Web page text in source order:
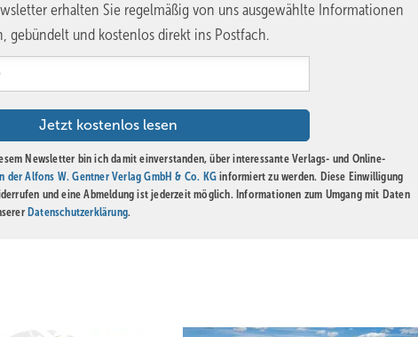
erhalten Sie regelmäßig von uns ausgewählte Informationen
gebündelt und kostenlos direkt ins Postfach.
Newsletter bin ich damit einverstanden, über interessante Verlags- und Online-
der Alfons W. Gentner Verlag GmbH & Co. KG informiert zu werden. Diese Einwilligung
und eine Abmeldung ist jederzeit möglich. Informationen zum Umgang mit Daten
Datenschutzerklärung.